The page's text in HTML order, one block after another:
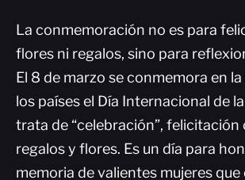
La conmemoración no es para
flores ni regalos, sino para
El 8 de marzo se conmemora en
los países el Día Internacional de
trata de “celebración”,
regalos y flores. Es un día para
memoria de valientes mujeres